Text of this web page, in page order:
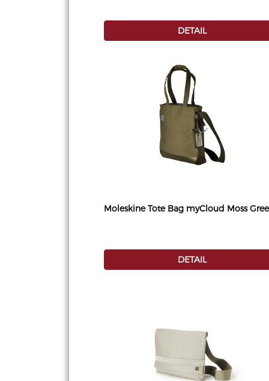
DETAIL
Moleskine Tote Bag myCloud Moss
DETAIL